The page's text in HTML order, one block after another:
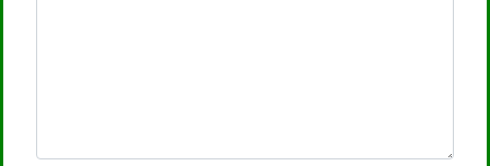
回報時間：2023-06-11 10:39:56